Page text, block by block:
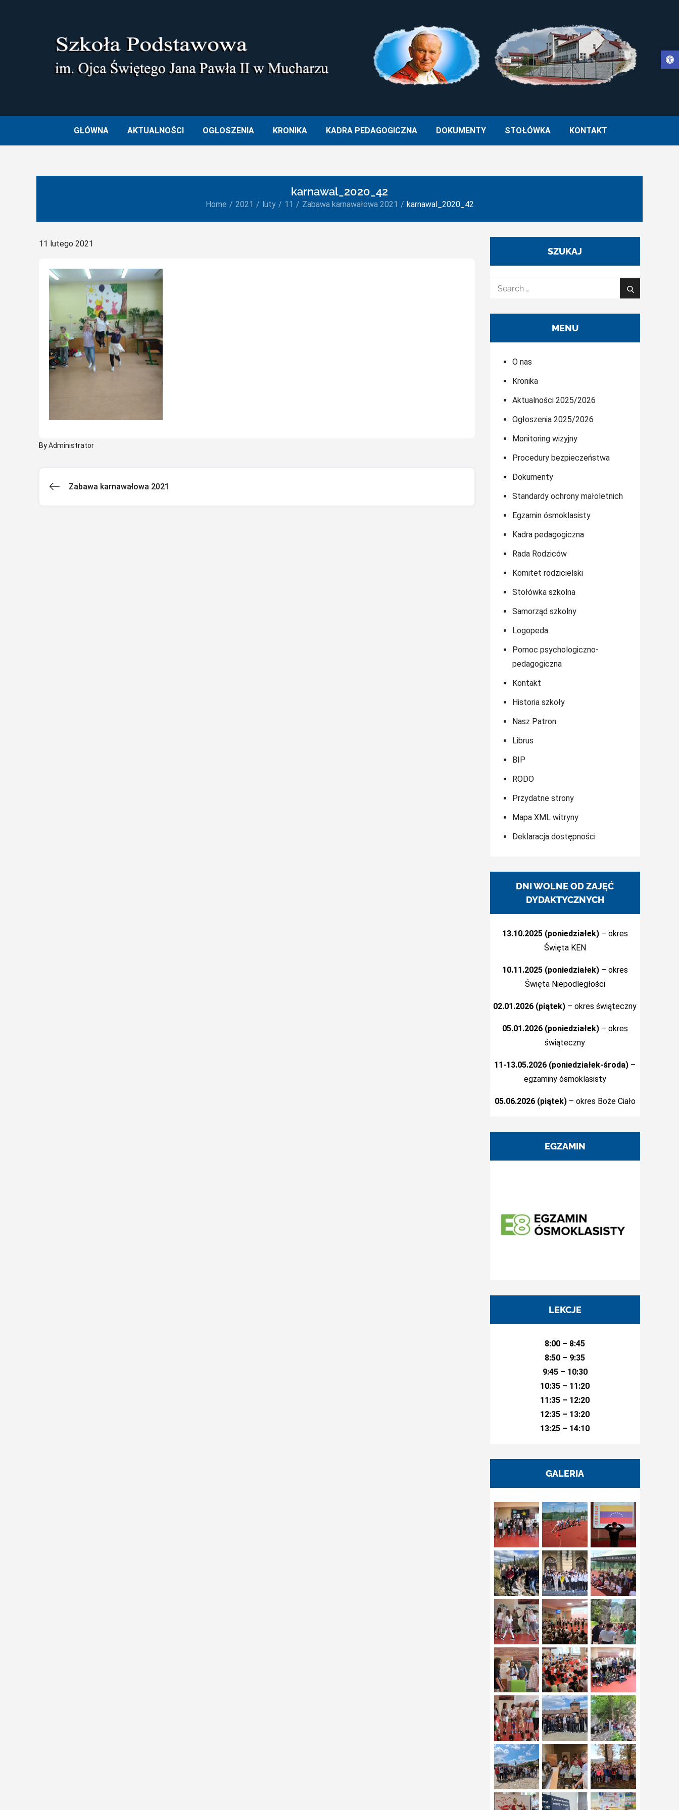
Otwórz pasek narzędzi
SZKOŁA PODSTAWOWA IM. OJCA ŚWIĘTEGO JANA PAWŁA II W MUCHARZU
GŁÓWNA AKTUALNOŚCI OGŁOSZENIA KRONIKA KADRA PEDAGOGICZNA DOKUMENTY STOŁÓWKA KONTAKT
karnawal_2020_42
Home 2021 luty 11 Zabawa karnawałowa 2021 karnawal_2020_42
Posted
11 lutego 2021
ByAdministrator
Nawigacja
Zabawa karnawałowa 2021
SZUKAJ
Search
Search
MENU
O nas
Kronika
Aktualności 2025/2026
Ogłoszenia 2025/2026
Monitoring wizyjny
Procedury bezpieczeństwa
Dokumenty
Standardy ochrony małoletnich
Egzamin ósmoklasisty
Kadra pedagogiczna
Rada Rodziców
Komitet rodzicielski
Stołówka szkolna
Samorząd szkolny
Logopeda
Pomoc psychologiczno-
pedagogiczna
Kontakt
Historia szkoły
Nasz Patron
Librus
BIP
RODO
Przydatne strony
Mapa XML witryny
Deklaracja dostępności
DNI WOLNE OD ZAJĘĆ
DYDAKTYCZNYCH
13.10.2025 (poniedziałek) – okres
Święta KEN
10.11.2025 (poniedziałek)– okres
Święta Niepodległości
02.01.2026 (piątek) – okres świąteczny
05.01.2026 (poniedziałek)– okres
świąteczny
11-13.05.2026 (poniedziałek-środa) –
egzaminy ósmoklasisty
05.06.2026 (piątek)– okres Boże Ciało
EGZAMIN
LEKCJE
8:00 – 8:45
8:50 – 9:35
9:45 – 10:30
10:35 – 11:20
11:35 – 12:20
12:35 – 13:20
13:25 – 14:10
GALERIA